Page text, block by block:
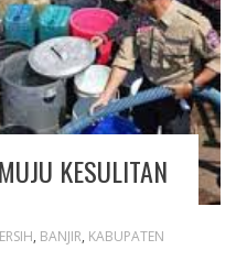
KESULITAN
, BANJIR, KABUPATEN